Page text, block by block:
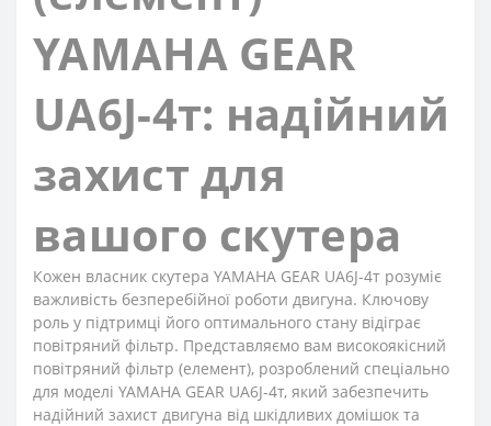
YAMAHA GEAR
UA6J-4т: надійний
захист для
вашого скутера
Кожен власник скутера YAMAHA GEAR UA6J-4т розуміє
важливість безперебійної роботи двигуна. Ключову
роль у підтримці його оптимального стану відіграє
повітряний фільтр. Представляємо вам високоякісний
повітряний фільтр (елемент), розроблений спеціально
для моделі YAMAHA GEAR UA6J-4т, який забезпечить
надійний захист двигуна від шкідливих домішок та